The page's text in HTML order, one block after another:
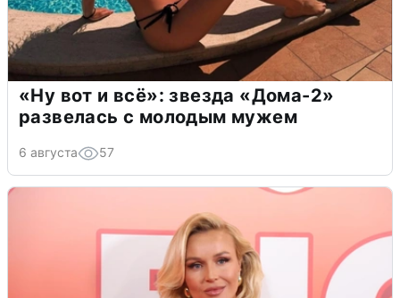
«Ну вот и всё»: звезда «Дома-2»
развелась с молодым мужем
6 августа 57